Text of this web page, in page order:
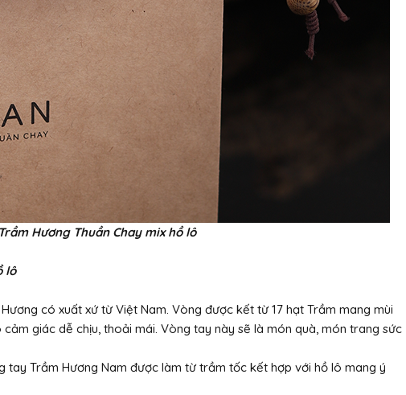
Hương Thuần Chay mix hồ lô
lô
có xuất xứ từ Việt Nam. Vòng được kết từ 17 hạt Trầm mang mùi
giác dễ chịu, thoải mái. Vòng tay này sẽ là món quà, món trang sức
Trầm Hương Nam được làm từ trầm tốc kết hợp với hồ lô mang ý